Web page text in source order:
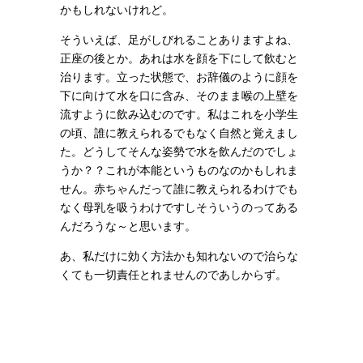
かもしれないけれど。
そういえば、足がしびれることありますよね、
正座の後とか。あれは水を顔を下にして飲むと
治ります。立った状態で、お辞儀のように顔を
下に向けて水を口に含み、そのまま喉の上壁を
流すように飲み込むのです。私はこれを小学生
の頃、誰に教えられるでもなく自然と覚えまし
た。どうしてそんな姿勢で水を飲んだのでしょ
うか？？これが本能というものなのかもしれま
せん。赤ちゃんだって誰に教えられるわけでも
なく母乳を吸うわけですしそういうのってある
んだろうな～と思います。
あ、私だけに効く方法かも知れないので治らな
くても一切責任とれませんのであしからず。